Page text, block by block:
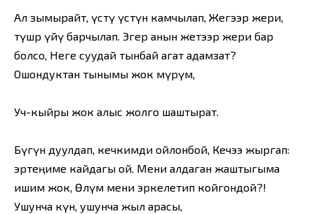
Ал зымырайт, үстү үстүнө камчылап, Жегээр жери,
түшөр үйү барчылап. Эгер анын жетээр жери бар
болсо, Неге суудай тынбай агат адамзат?
Ошондуктан тынымы жок өмүрүм,
Уч-кыйры жок алыс жолго шаштырат.
Бүгүн дуулдап, кечкимди ойлонбой, Кечээ жыргап:
эртеңиме кайдагы ой. Мени алдаган жаштыгыма
ишим жок, Өлүм мени эркелетип койгондой?!
Ушунча күн, ушунча жыл арасы,